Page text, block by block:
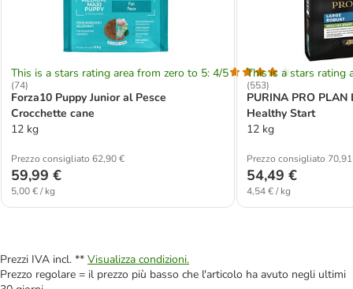
This is a stars rating area from zero to 5: 4/5
(74)
Forza10 Puppy Junior al Pesce
Crocchette cane
12 kg
Prezzo consigliato 62,90 €
59,99 €
5,00 € / kg
This is a stars rating
(553)
PURINA PRO
Healthy Start
12 kg
Prezzo consigliato
54,49 €
4,54 € / kg
Prezzi IVA incl. ** Visualizza condizioni.
Prezzo regolare = il prezzo più basso che l'articolo ha avuto negli ultimi